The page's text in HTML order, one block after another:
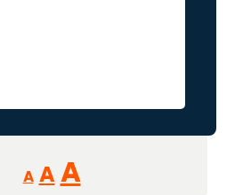
A
Reducir
tamaño
A Restablecer
AAumentar